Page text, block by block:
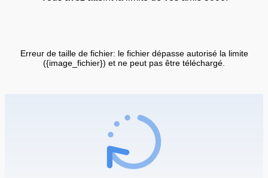
Erreur de taille de fichier: le fichier dépasse autorisé la limite
({image_fichier}) et ne peut pas être téléchargé.